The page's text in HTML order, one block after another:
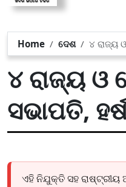
Home ଦେଶ ୪ ରାଜ୍ୟ
୪ ରାଜ୍ୟ ଓ
ସଭାପତି,
ଏହି ନିଯୁକ୍ତି ସହ ରାଷ୍ଟ୍ରୀୟ